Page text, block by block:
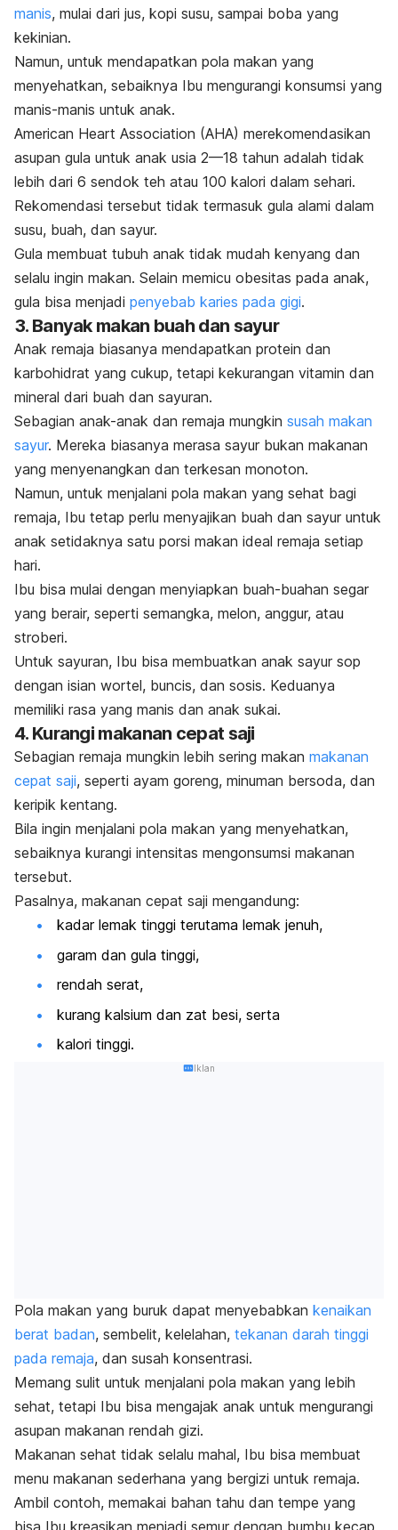
manis, mulai dari jus, kopi susu, sampai boba yang
kekinian.
Namun, untuk mendapatkan pola makan yang
menyehatkan, sebaiknya Ibu mengurangi konsumsi yang
manis-manis untuk anak.
American Heart Association (AHA) merekomendasikan
asupan gula untuk anak usia 2—18 tahun adalah tidak
lebih dari 6 sendok teh atau 100 kalori dalam sehari.
Rekomendasi tersebut tidak termasuk gula alami dalam
susu, buah, dan sayur.
Gula membuat tubuh anak tidak mudah kenyang dan
selalu ingin makan. Selain memicu obesitas pada anak,
gula bisa menjadi penyebab karies pada gigi.
3. Banyak makan buah dan sayur
Anak remaja biasanya mendapatkan protein dan
karbohidrat yang cukup, tetapi kekurangan vitamin dan
mineral dari buah dan sayuran.
Sebagian anak-anak dan remaja mungkin susah makan
sayur. Mereka biasanya merasa sayur bukan makanan
yang menyenangkan dan terkesan monoton.
Namun, untuk menjalani pola makan yang sehat bagi
remaja, Ibu tetap perlu menyajikan buah dan sayur untuk
anak setidaknya satu porsi makan ideal remaja setiap
hari.
Ibu bisa mulai dengan menyiapkan buah-buahan segar
yang berair, seperti semangka, melon, anggur, atau
stroberi.
Untuk sayuran, Ibu bisa membuatkan anak sayur sop
dengan isian wortel, buncis, dan sosis. Keduanya
memiliki rasa yang manis dan anak sukai.
4. Kurangi makanan cepat saji
Sebagian remaja mungkin lebih sering makan makanan
cepat saji, seperti ayam goreng, minuman bersoda, dan
keripik kentang.
Bila ingin menjalani pola makan yang menyehatkan,
sebaiknya kurangi intensitas mengonsumsi makanan
tersebut.
Pasalnya, makanan cepat saji mengandung:
kadar lemak tinggi terutama lemak jenuh,
garam dan gula tinggi,
rendah serat,
kurang kalsium dan zat besi, serta
kalori tinggi.
Iklan
Pola makan yang buruk dapat menyebabkan kenaikan
berat badan, sembelit, kelelahan, tekanan darah tinggi
pada remaja, dan susah konsentrasi.
Memang sulit untuk menjalani pola makan yang lebih
sehat, tetapi Ibu bisa mengajak anak untuk mengurangi
asupan makanan rendah gizi.
Makanan sehat tidak selalu mahal, Ibu bisa membuat
menu makanan sederhana yang bergizi untuk remaja.
Ambil contoh, memakai bahan tahu dan tempe yang
bisa Ibu kreasikan menjadi semur dengan bumbu kecap